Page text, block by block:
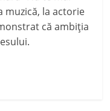
muzică, la actorie
că ambiția